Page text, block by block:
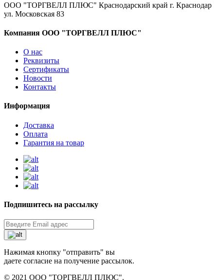
ООО "ТОРГВЕЛЛ ПЛЮС" Краснодарский край г. Краснодар
ул. Московская 83
Компания ООО "ТОРГВЕЛЛ ПЛЮС"
О нас
Реквизиты
Сертификаты
Новости
Контакты
Информация
Доставка
Оплата
Гарантия на товар
Подпишитесь на рассылку
Нажимая кнопку "отправить" вы
даете согласие на получение рассылок.
© 2021 ООО "ТОРГВЕЛЛ ПЛЮС".